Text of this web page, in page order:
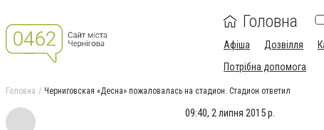
Головна
Афіша Дозвілля
Потрібна допомога
Головна Черниговская «Десна» пожаловалась на стадион. Стадион ответил
09:40, 2 липня 2015 р.